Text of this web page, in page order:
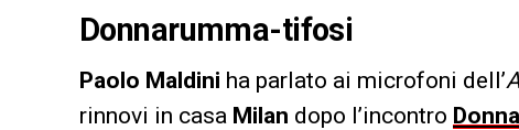
Donnarumma-tifosi
Paolo Maldini ha parlato ai microfoni dell’
rinnovi in casa Milan dopo l’incontro